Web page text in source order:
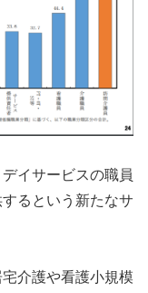
イサービスの職員
るという新たなサ
介護や看護小規模